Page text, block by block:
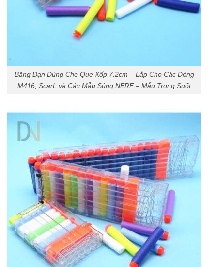
Băng Đạn Dùng Cho Que Xốp 7.2cm – Lắp Cho Các Dòng
M416, ScarL và Các Mẫu Súng NERF – Mẫu Trong Suốt